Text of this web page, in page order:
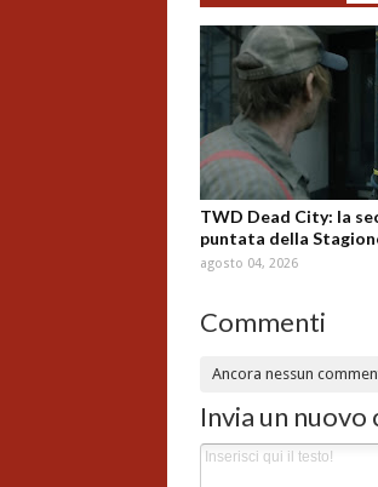
TWD Dead City: la
puntata della
agosto 04, 2026
Commenti
Ancora nessun
Invia un